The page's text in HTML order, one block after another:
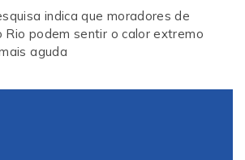
indica que moradores de
Rio podem sentir o calor extremo
aguda